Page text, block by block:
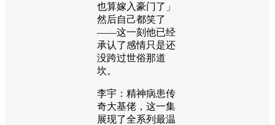
也算嫁入豪门了」
然后自己都笑了
——这一刻他已经
承认了感情只是还
没跨过世俗那道
坎。
李宇：精神病患传
奇大基佬，这一集
展现了全系列最温